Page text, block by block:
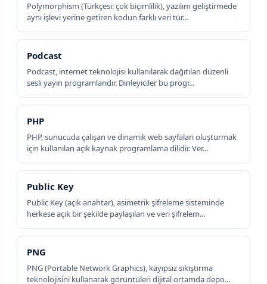
Polymorphism (Türkçesi: çok biçimlilik), yazılım geliştirmede
aynı işlevi yerine getiren kodun farklı veri tür...
Podcast
Podcast, internet teknolojisi kullanılarak dağıtılan düzenli
sesli yayın programlarıdır. Dinleyiciler bu progr...
PHP
PHP, sunucuda çalışan ve dinamik web sayfaları oluşturmak
için kullanılan açık kaynak programlama dilidir. Ver...
Public Key
Public Key (açık anahtar), asimetrik şifreleme sisteminde
herkese açık bir şekilde paylaşılan ve veri şifrelem...
PNG
PNG (Portable Network Graphics), kayıpsız sıkıştırma
teknolojisini kullanarak görüntüleri dijital ortamda depo...